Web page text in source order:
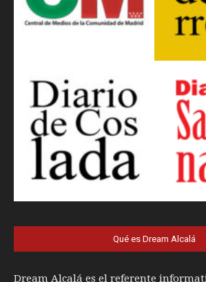
Qué es Dream Alcalá
Dream Alcalá es el referente